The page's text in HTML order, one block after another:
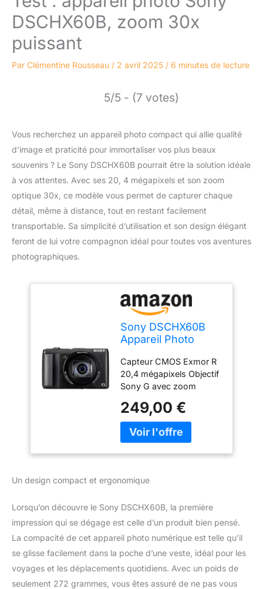
DSCHX60B, zoom 30x
puissant
Par Clémentine Rousseau / 2 avril 2025 / 6 minutes de lecture
5/5 - (7 votes)
Vous recherchez un appareil photo compact qui allie qualité
d’image et praticité pour immortaliser vos plus beaux
souvenirs ? Le Sony DSCHX60B pourrait être la solution idéale
à vos attentes. Avec ses 20, 4 mégapixels et son zoom
optique 30x, ce modèle vous permet de capturer chaque
détail, même à distance, tout en restant facilement
transportable. Sa simplicité d’utilisation et son design élégant
feront de lui votre compagnon idéal pour toutes vos aventures
photographiques.
Sony DSCHX60B
Appareil Photo
Compact, 20,4
Mpix, Zoom Optique
30x, sans GPS, Noir
Capteur CMOS Exmor R
20,4 mégapixels Objectif
Sony G avec zoom
optique SteadyShot Wi-
Fi et NFC intégrés
Dimensions (L x H x P) :
(avec batterie et support)
électrique (mode appareil
photo): Environ 1,2 W
249,00 €
Un design compact et ergonomique
Lorsqu’on découvre le Sony DSCHX60B, la première
impression qui se dégage est celle d’un produit bien pensé.
La compacité de cet appareil photo numérique est telle qu’il
se glisse facilement dans la poche d’une veste, idéal pour les
voyages et les déplacements quotidiens. Avec un poids de
seulement 272 grammes, vous êtes assuré de ne pas vous